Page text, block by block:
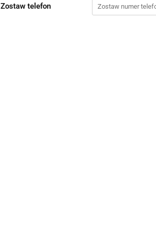
Zostaw telefon